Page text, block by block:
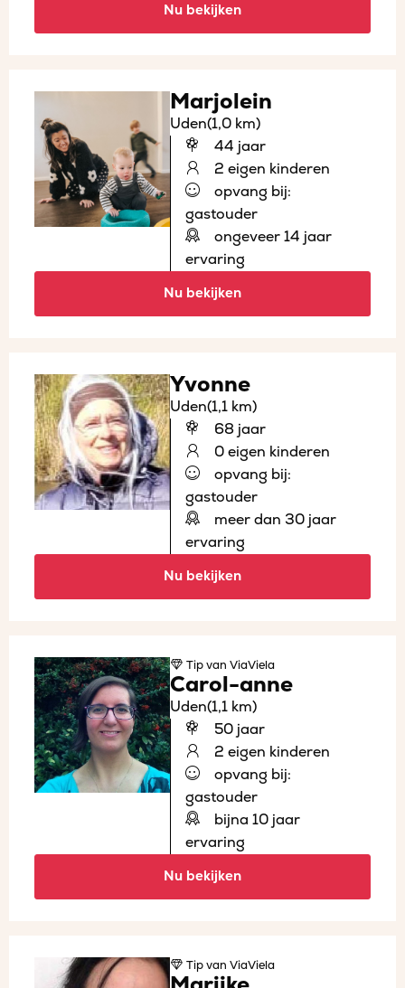
Nu bekijken
Marjolein
Uden(1,0 km)
44 jaar
2 eigen kinderen
opvang bij:
gastouder
ongeveer 14 jaar
ervaring
Nu bekijken
Yvonne
Uden(1,1 km)
68 jaar
0 eigen kinderen
opvang bij:
gastouder
meer dan 30 jaar
ervaring
Nu bekijken
Tipvan ViaViela
Carol-anne
Uden(1,1 km)
50 jaar
2 eigen kinderen
opvang bij:
gastouder
bijna 10 jaar
ervaring
Nu bekijken
Tipvan ViaViela